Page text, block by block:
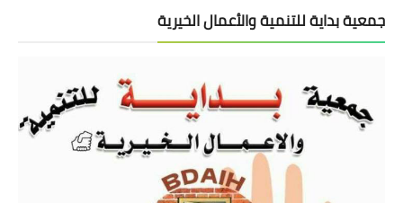
جمعية بداية للتنمية والأعمال الخيرية